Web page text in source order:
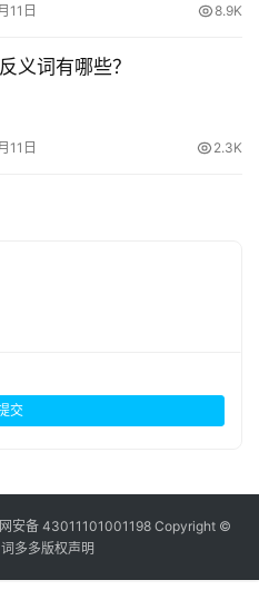
11日 8.9K
义词有哪些？
11日 2.3K
交
安备 43011101001198Copyright ©
多多版权声明